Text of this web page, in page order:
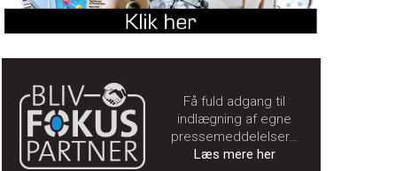
Få fuld adgang til
indlægning af egne
pressemeddelelser…
Læs mere her